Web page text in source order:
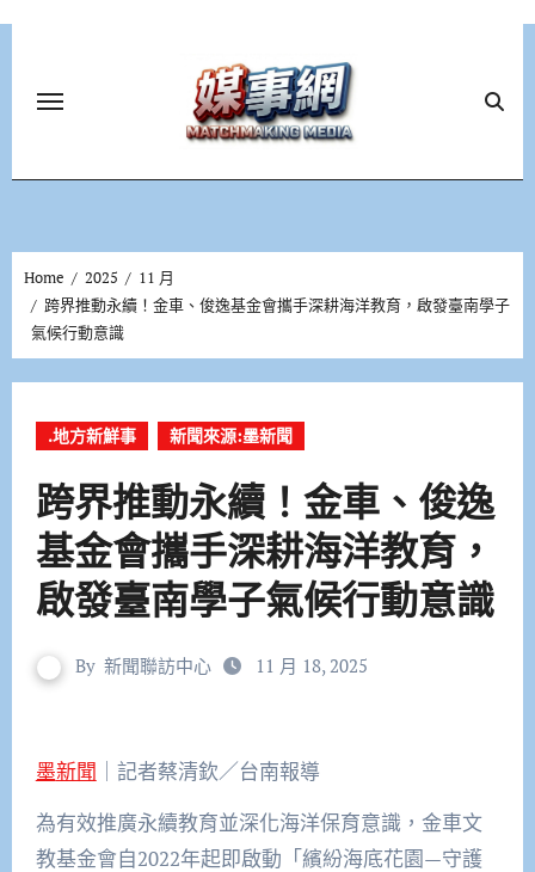
Home 2025
11 月
跨界推動永續！金車、俊逸基金會攜手深耕海洋教育，啟發臺南學子
氣候行動意識
.地方新鮮事 新聞來源:墨新聞
跨界推動永續！金車、俊逸
基金會攜手深耕海洋教育，
啟發臺南學子氣候行動意識
By 新聞聯訪中心 11 月 18, 2025
墨新聞 ｜記者蔡清欽／台南報導
為有效推廣永續教育並深化海洋保育意識，金車文
教基金會自2022年起即啟動「繽紛海底花園—守護